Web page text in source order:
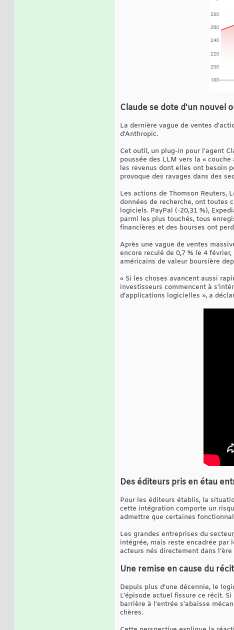
Claude se dote d'un nouvel
La dernière vague de ventes
d'Anthropic.
Cet outil, un plug-in pour l'agent
poussée des LLM vers la «
les revenus dont elles ont besoin
provoque des ravages dans des
Les actions de Thomson Reuters,
données de recherche, ont toutes
logiciels. PayPal (-20,31 %),
parmi les plus touchés, tous
financières et des bourses ont
Après une vague de ventes
encore reculé de 0,7 % le 4
américains de valeur boursière
« Si les choses avancent aussi
investisseurs commencent à
d'applications logicielles », a
Des éditeurs pris en étau
Pour les éditeurs établis, la
cette intégration comporte un
admettre que certaines
Les grandes entreprises du
intégrée, mais reste encadrée par
acteurs nés directement dans
Une remise en cause du
Depuis plus d’une décennie, le
L’épisode actuel fissure ce récit.
barrière à l’entrée s’abaisse
chères.